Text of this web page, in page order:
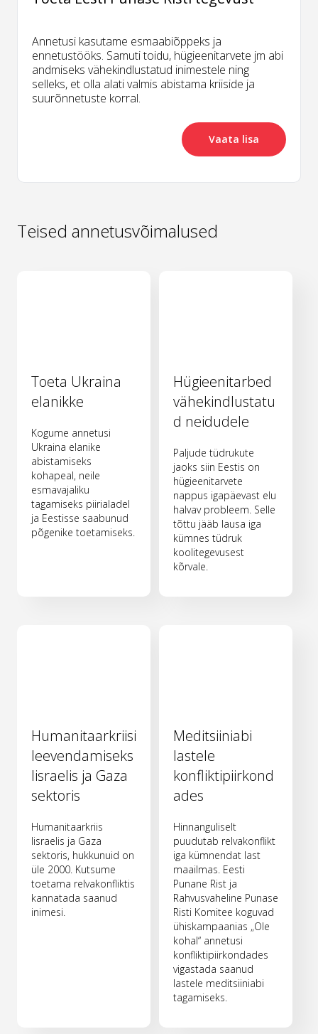
Annetusi kasutame esmaabiõppeks ja
ennetustööks. Samuti toidu, hügieenitarvete jm abi
andmiseks vähekindlustatud inimestele ning
selleks, et olla alati valmis abistama kriiside ja
suurõnnetuste korral.
Vaata lisa
Teised annetusvõimalused
Toeta Ukraina
elanikke
Kogume annetusi
Ukraina elanike
abistamiseks
kohapeal, neile
esmavajaliku
tagamiseks piirialadel
ja Eestisse saabunud
põgenike toetamiseks.
Hügieenitarbed
vähekindlustatu
d neidudele
Paljude tüdrukute
jaoks siin Eestis on
hügieenitarvete
nappus igapäevast elu
halvav probleem. Selle
tõttu jääb lausa iga
kümnes tüdruk
koolitegevusest
kõrvale.
Humanitaarkriisi
leevendamiseks
Iisraelis ja Gaza
sektoris
Humanitaarkriis
Iisraelis ja Gaza
sektoris, hukkunuid on
üle 2000. Kutsume
toetama relvakonfliktis
kannatada saanud
inimesi.
Meditsiiniabi
lastele
konfliktipiirkond
ades
Hinnanguliselt
puudutab relvakonflikt
iga kümnendat last
maailmas. Eesti
Punane Rist ja
Rahvusvaheline Punase
Risti Komitee koguvad
ühiskampaanias „Ole
kohal“ annetusi
konfliktipiirkondades
vigastada saanud
lastele meditsiiniabi
tagamiseks.